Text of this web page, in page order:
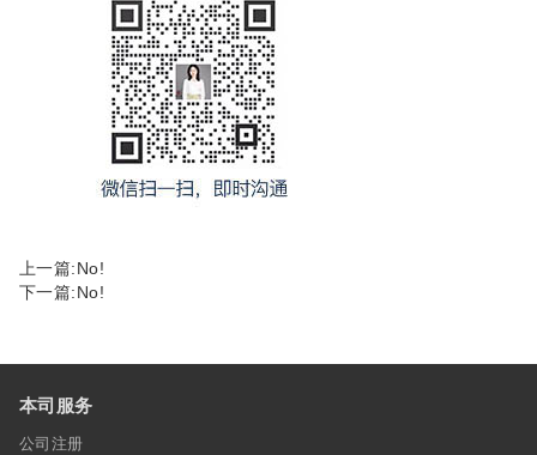
上一篇:No!
下一篇:No!
本司服务
公司注册